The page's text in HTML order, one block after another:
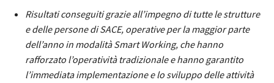
Risultati conseguiti grazie all’impegno di tutte le strutture
e delle persone di SACE, operative per la maggior parte
dell’anno in modalità Smart Working, che hanno
rafforzato l’operatività tradizionale e hanno garantito
l’immediata implementazione e lo sviluppo delle attività